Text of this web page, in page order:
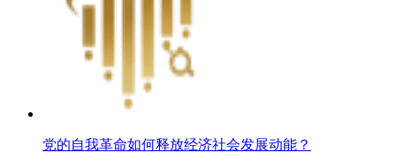
党的自我革命如何释放经济社会发展动能？